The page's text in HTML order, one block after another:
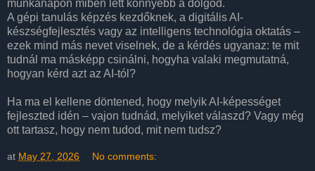
munkanapon miben lett könnyebb a dolgod.
A gépi tanulás képzés kezdőknek, a digitális AI-
készségfejlesztés vagy az intelligens technológia oktatás –
ezek mind más nevet viselnek, de a kérdés ugyanaz: te mit
tudnál ma másképp csinálni, hogyha valaki megmutatná,
hogyan kérd azt az AI-tól?
Ha ma el kellene döntened, hogy melyik AI-képességet
fejleszted idén – vajon tudnád, melyiket válaszd? Vagy még
ott tartasz, hogy nem tudod, mit nem tudsz?
at May 27, 2026 No comments: